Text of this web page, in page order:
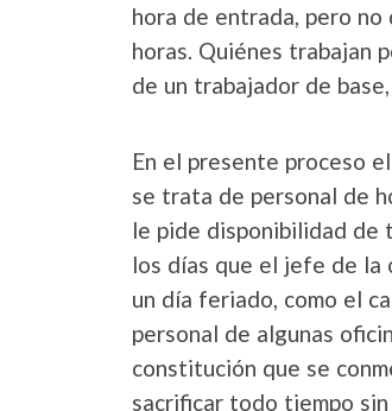
hora de entrada, pero no
horas. Quiénes trabajan
de un trabajador de
En el presente proceso
se trata de personal de
le pide disponibilidad de
los días que el jefe de la
un día feriado, como el
personal de algunas
constitución que se
sacrificar todo tiempo